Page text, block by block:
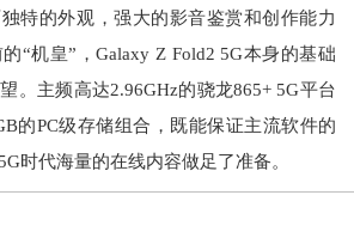
特的外观，强大的影音鉴赏和创作能力
“机皇”，Galaxy Z Fold2 5G本身的基础
。主频高达2.96GHz的骁龙865+ 5G平台
的PC级存储组合，既能保证主流软件的
时代海量的在线内容做足了准备。